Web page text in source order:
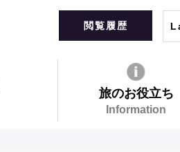
閲覧履歴
旅のお役立ち
Information